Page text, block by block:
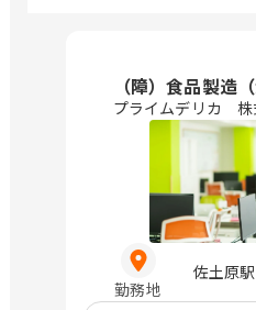
（障）食品製造
プライムデリカ
勤務地
佐土原